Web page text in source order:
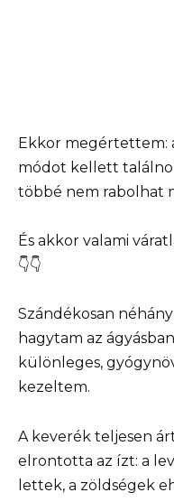
Ekkor megértettem:
módot kellett
többé nem rabolhat
És akkor valami
👇👇
Szándékosan
hagytam az
különleges,
kezeltem.
A keverék teljesen
elrontotta az ízt: a
lettek, a zöldségek